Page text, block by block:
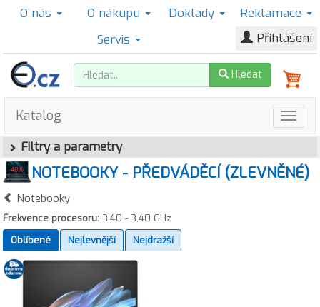
O nás O nákupu Doklady
Reklamace
Servis
Přihlášení
Hledat
Katalog
Filtry a parametry
NOTEBOOKY - PŘEDVÁDĚCÍ (ZLEVNĚNÉ)
Notebooky
Frekvence procesoru: 3,40 - 3,40 GHz
Oblíbené
Nejlevnější Nejdražší